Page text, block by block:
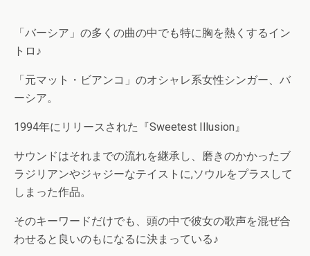
「バーシア」の多くの曲の中でも特に胸を熱くするイン
トロ♪
「元マット・ビアンコ」のオシャレ系女性シンガー、バ
ーシア。
1994年にリリースされた『Sweetest Illusion』
サウンドはそれまでの流れを継承し、磨きのかかったブ
ラジリアンやジャジーなテイストに,ソウルをプラスして
しまった作品。
そのキーワードだけでも、頭の中で彼女の歌声を混ぜ合
わせると良いのもになるに決まっている♪